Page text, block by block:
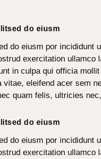
do eiusm
do eiusm por incididunt
exercitation ullamco
in culpa qui officia mollit
eleifend acer sem
quam felis, ultricies nec,
do eiusm
do eiusm por incididunt
exercitation ullamco